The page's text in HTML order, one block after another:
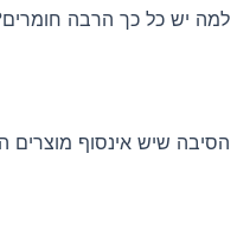
למה יש כל כך הרבה
הסיבה שיש אינסוף